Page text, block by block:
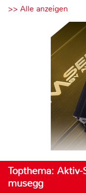
>> Alle anzeigen
Topthema: Aktiv-
musegg